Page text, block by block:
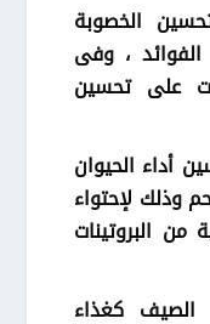
الخصوبة
، وفى
على تحسين
أداء الحيوان
وذلك لإحتواء
البروتينات
كغذاء